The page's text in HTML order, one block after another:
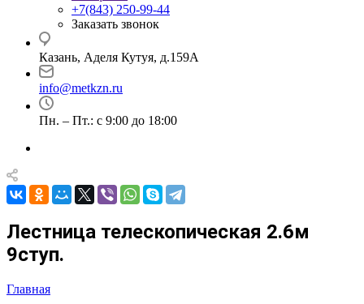
+7(843) 250-99-44
Заказать звонок
Казань, Аделя Кутуя, д.159А
info@metkzn.ru
Пн. – Пт.: с 9:00 до 18:00
Лестница телескопическая 2.6м
9ступ.
Главная